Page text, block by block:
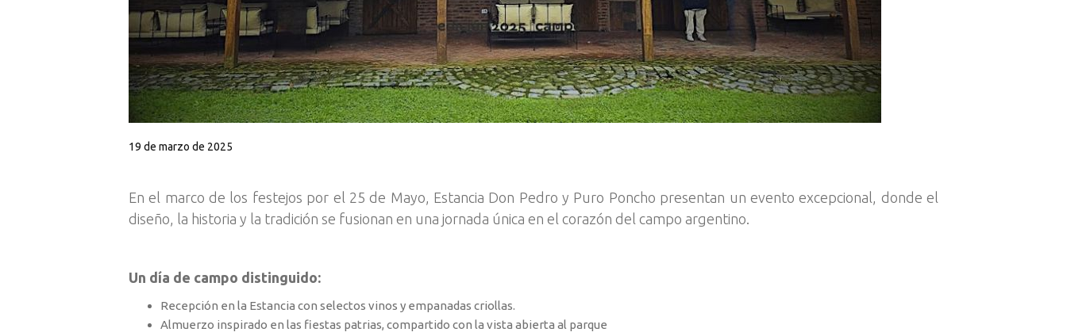
19 de marzo de 2025
En el marco de los festejos por el 25 de Mayo, Estancia Don Pedro y Puro Poncho presentan un evento excepcional, donde el
diseño, la historia y la tradición se fusionan en una jornada única en el corazón del campo argentino.
Un día de campo distinguido:
Recepción en la Estancia con selectos vinos y empanadas criollas.
Almuerzo inspirado en las fiestas patrias, compartido con la vista abierta al parque